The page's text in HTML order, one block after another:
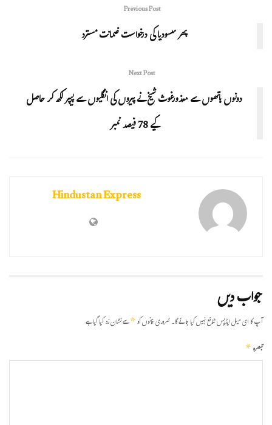
Previous Post
پھر سسودیا کی درخواست ضمانت مسترد
Next Post
دونوں ہاتھوں سے معذورغوث شیخ نے پیروں کی انگلیوں سے پیپر لکھ کر حاصل
کیے 78 فیصد نمبر
Hindustan Express
جواب دیں
آپ کا ای میل ایڈریس شائع نہیں کیا جائے گا۔ضروری خانوں کو*سے نشان زد کیا گیا ہے
تبصرہ*